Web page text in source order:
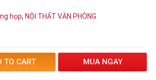
họp, NỘI THẤT VĂN PHÒNG
TO CART MUA NGAY